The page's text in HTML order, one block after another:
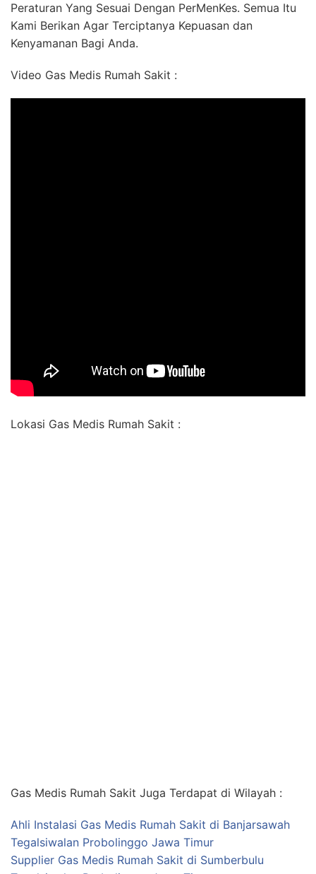
Peraturan Yang Sesuai Dengan PerMenKes. Semua Itu
Kami Berikan Agar Terciptanya Kepuasan dan
Kenyamanan Bagi Anda.
Video Gas Medis Rumah Sakit :
Lokasi Gas Medis Rumah Sakit :
Gas Medis Rumah Sakit Juga Terdapat di Wilayah :
Ahli Instalasi Gas Medis Rumah Sakit di Banjarsawah
Tegalsiwalan Probolinggo Jawa Timur
Supplier Gas Medis Rumah Sakit di Sumberbulu